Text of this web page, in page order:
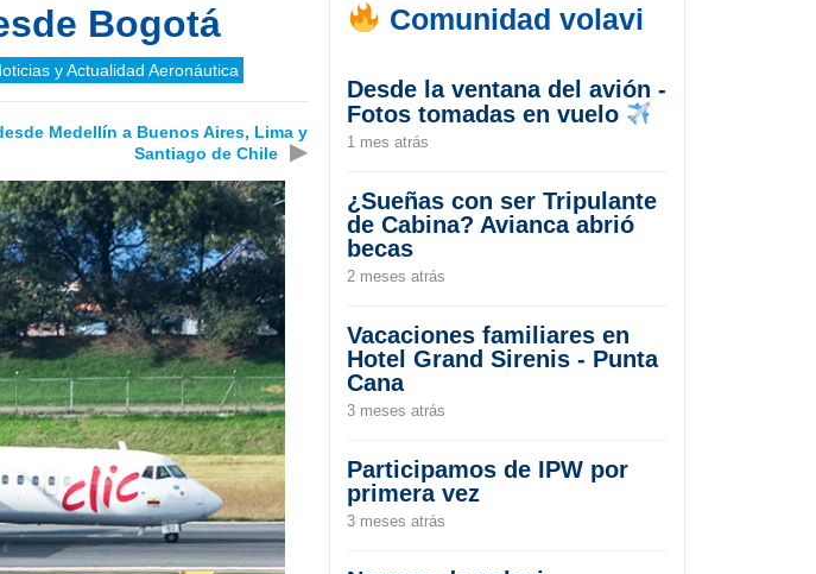
Bogotá
y Actualidad Aeronáutica
Medellín a Buenos Aires, Lima y
Santiago de Chile
▶
Comunidad volavi
Desde la ventana del avión -
Fotos tomadas en vuelo
1 mes atrás
¿Sueñas con ser Tripulante
de Cabina? Avianca abrió
becas
2 meses atrás
Vacaciones familiares en
Hotel Grand Sirenis - Punta
Cana
3 meses atrás
Participamos de IPW por
primera vez
3 meses atrás